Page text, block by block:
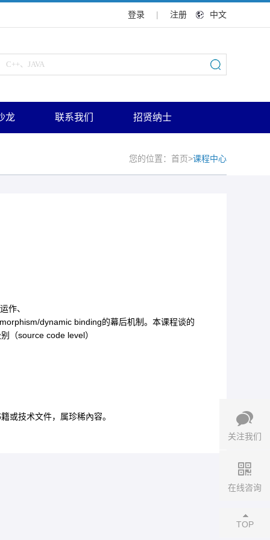
登录 | 注册 中文
龙 联系我们 招贤纳士
关注我们
在线咨询
TOP
您的位置： 首页>课程中心
作、
dynamic binding的幕后机制。本课程谈的
（source code level）
或技术文件，属珍稀內容。